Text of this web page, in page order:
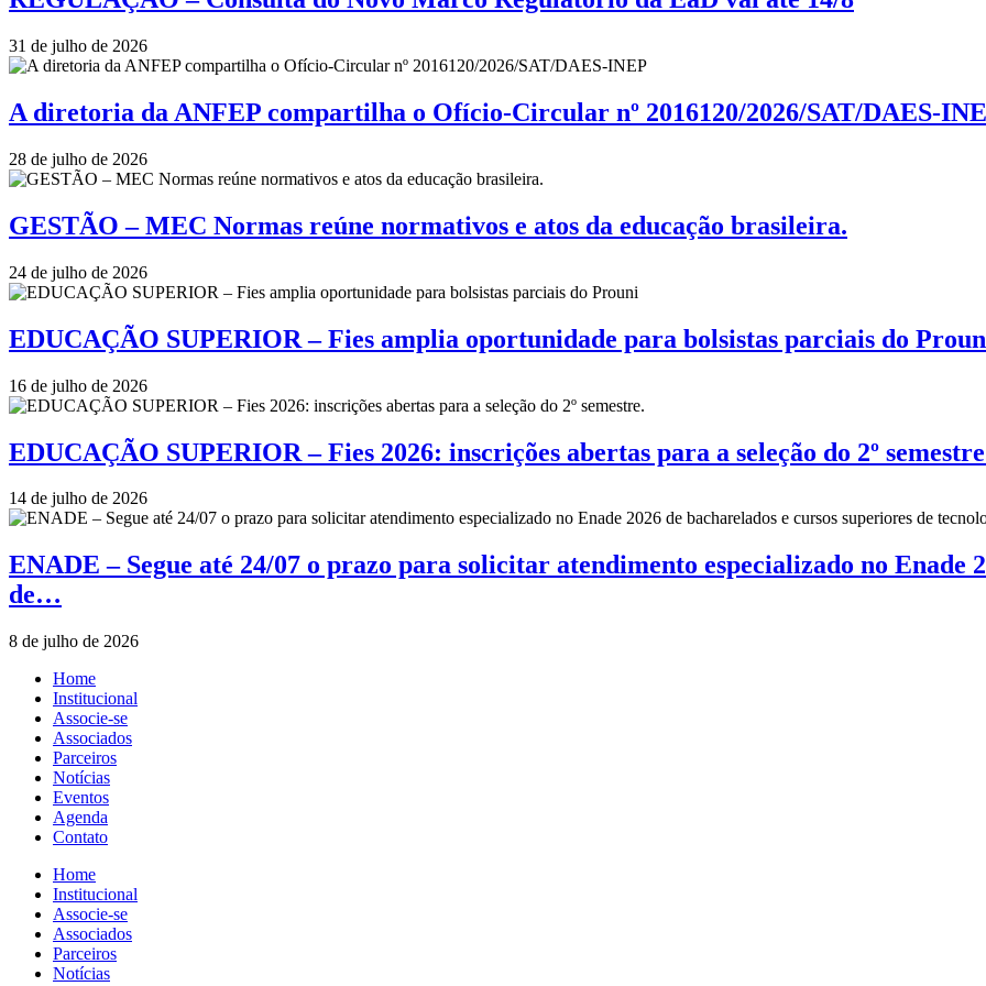
31 de julho de 2026
A diretoria da ANFEP compartilha o Ofício-Circular nº 2016120/2026/SAT/DAES-
28 de julho de 2026
GESTÃO – MEC Normas reúne normativos e atos da educação brasileira.
24 de julho de 2026
EDUCAÇÃO SUPERIOR – Fies amplia oportunidade para bolsistas parciais do
16 de julho de 2026
EDUCAÇÃO SUPERIOR – Fies 2026: inscrições abertas para a seleção do 2º
14 de julho de 2026
ENADE – Segue até 24/07 o prazo para solicitar atendimento especializado no Enade
de…
8 de julho de 2026
Home
Institucional
Associe-se
Associados
Parceiros
Notícias
Eventos
Agenda
Contato
Home
Institucional
Associe-se
Associados
Parceiros
Notícias